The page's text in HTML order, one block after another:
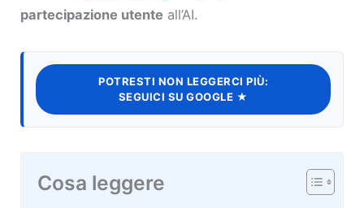
partecipazione utente all’AI.
POTRESTI NON LEGGERCI PIÙ:
SEGUICI SU GOOGLE ★
Cosa leggere